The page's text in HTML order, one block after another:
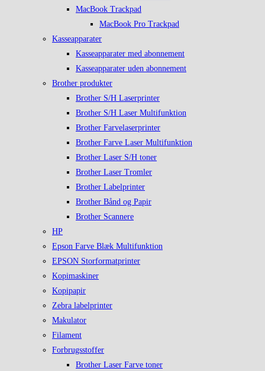
MacBook Trackpad
MacBook Pro Trackpad
Kasseapparater
Kasseapparater med abonnement
Kasseapparater uden abonnement
Brother produkter
Brother S/H Laserprinter
Brother S/H Laser Multifunktion
Brother Farvelaserprinter
Brother Farve Laser Multifunktion
Brother Laser S/H toner
Brother Laser Tromler
Brother Labelprinter
Brother Bånd og Papir
Brother Scannere
HP
Epson Farve Blæk Multifunktion
EPSON Storformatprinter
Kopimaskiner
Kopipapir
Zebra labelprinter
Makulator
Filament
Forbrugsstoffer
Brother Laser Farve toner